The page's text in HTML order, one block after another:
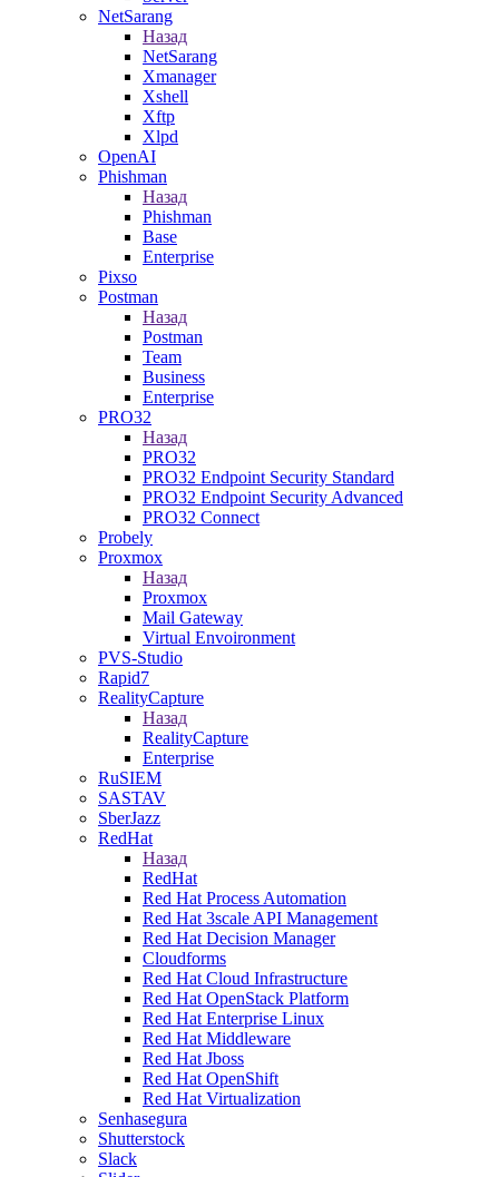
NetSarang
Назад
NetSarang
Xmanager
Xshell
Xftp
Xlpd
OpenAI
Phishman
Назад
Phishman
Base
Enterprise
Pixso
Postman
Назад
Postman
Team
Business
Enterprise
PRO32
Назад
PRO32
PRO32 Endpoint Security Standard
PRO32 Endpoint Security Advanced
PRO32 Connect
Probely
Proxmox
Назад
Proxmox
Mail Gateway
Virtual Envoironment
PVS-Studio
Rapid7
RealityCapture
Назад
RealityCapture
Enterprise
RuSIEM
SASTAV
SberJazz
RedHat
Назад
RedHat
Red Hat Process Automation
Red Hat 3scale API Management
Red Hat Decision Manager
Cloudforms
Red Hat Cloud Infrastructure
Red Hat OpenStack Platform
Red Hat Enterprise Linux
Red Hat Middleware
Red Hat Jboss
Red Hat OpenShift
Red Hat Virtualization
Senhasegura
Shutterstock
Slack